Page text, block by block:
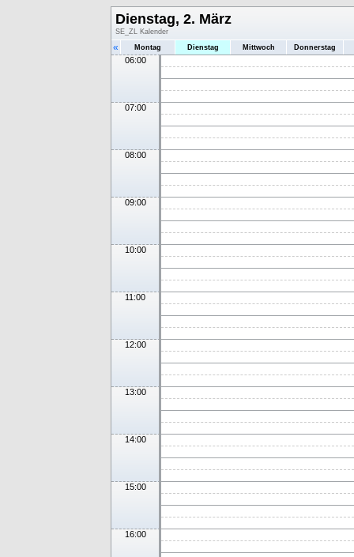
Dienstag, 2. März
SE_ZL Kalender
« Montag Dienstag Mittwoch Donnerstag
06:00
07:00
08:00
09:00
10:00
11:00
12:00
13:00
14:00
15:00
16:00